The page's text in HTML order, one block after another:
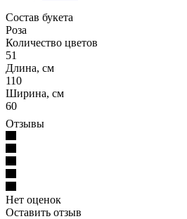
Состав букета
Роза
Количество цветов
51
Длина, см
110
Ширина, см
60
Отзывы
Нет оценок
Оставить отзыв